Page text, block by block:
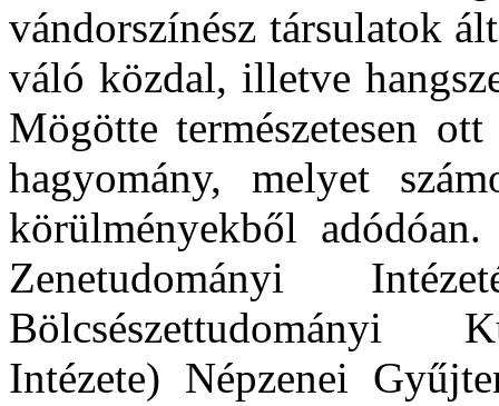
vándorszínész társulatok
váló közdal, illetve
Mögötte természetesen
hagyomány, melyet
körülményekből
Zenetudományi
Bölcsészettudományi
Intézete) Népzenei